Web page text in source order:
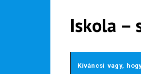
Iskola –
Kíváncsi vagy,